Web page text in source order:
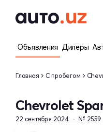
Объявления Дилеры
Главная С пробегом
Chevrolet
22 сентября 2024 № 2559